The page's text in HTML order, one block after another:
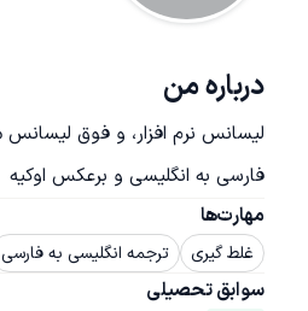
درباره من
فارسی به انگلیسی و برعکس اوکیه
مهارت‌ها
غلط گیری ترجمه انگلیسی به فارسی
سوابق تحصیلی